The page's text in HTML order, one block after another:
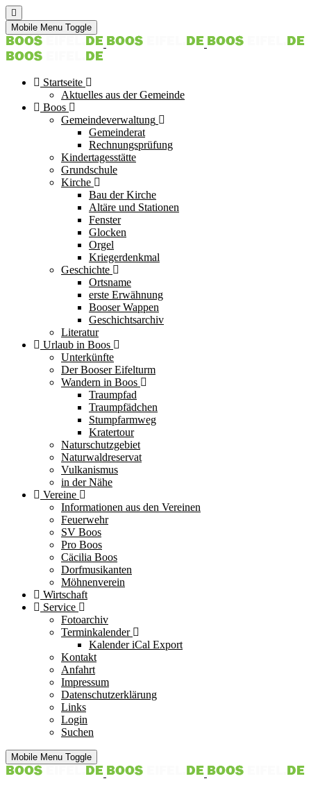
Mobile Menu Toggle
Startseite
Aktuelles aus der Gemeinde
Boos
Gemeindeverwaltung
Gemeinderat
Rechnungsprüfung
Kindertagesstätte
Grundschule
Kirche
Bau der Kirche
Altäre und Stationen
Fenster
Glocken
Orgel
Kriegerdenkmal
Geschichte
Ortsname
erste Erwähnung
Booser Wappen
Geschichtsarchiv
Literatur
Urlaub in Boos
Unterkünfte
Der Booser Eifelturm
Wandern in Boos
Traumpfad
Traumpfädchen
Stumpfarmweg
Kratertour
Naturschutzgebiet
Naturwaldreservat
Vulkanismus
in der Nähe
Vereine
Informationen aus den Vereinen
Feuerwehr
SV Boos
Pro Boos
Cäcilia Boos
Dorfmusikanten
Möhnenverein
Wirtschaft
Service
Fotoarchiv
Terminkalender
Kalender iCal Export
Kontakt
Anfahrt
Impressum
Datenschutzerklärung
Links
Login
Suchen
Mobile Menu Toggle